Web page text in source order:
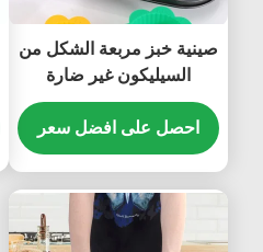
صينية خبز مربعة الشكل من
السيليكون غير ضارة
ومضادة للانزلاق متينة
احصل على افضل سعر